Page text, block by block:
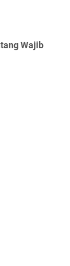
Wajib